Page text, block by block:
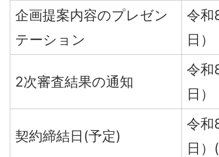
企画提案内容のプレゼン
テーション
令
日）
2次審査結果の通知
令和
日）
契約締結日(予定)
令和
日